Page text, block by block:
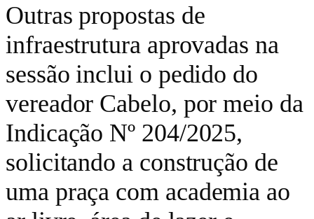
Outras propostas de
infraestrutura aprovadas na
sessão inclui o pedido do
vereador Cabelo, por meio da
Indicação Nº 204/2025,
solicitando a construção de
uma praça com academia ao